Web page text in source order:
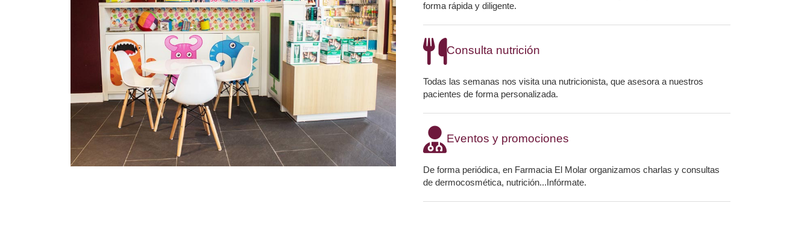
forma rápida y diligente.
Consulta nutrición
Todas las semanas nos visita una nutricionista, que asesora a nuestros
pacientes de forma personalizada.
Eventos y promociones
De forma periódica, en Farmacia El Molar organizamos charlas y consultas
de dermocosmética, nutrición...Infórmate.